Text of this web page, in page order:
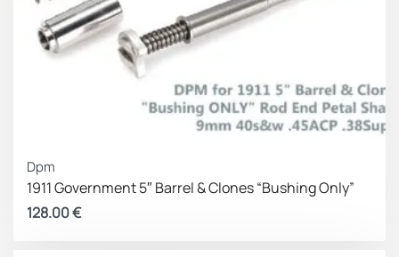
Dpm
1911 Government 5″ Barrel & Clones “Bushing Only”
128.00€